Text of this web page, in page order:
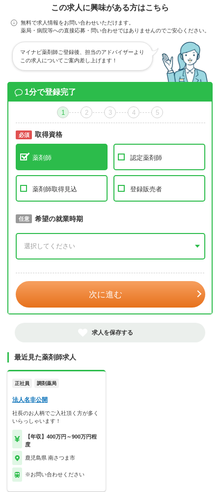
この求人に興味がある方はこちら
無料で求人情報をお問い合わせいただけます。
薬局・病院等への直接応募・問い合わせではありませんのでご安心ください。
マイナビ薬剤師ご登録後、担当のアドバイザーより
この求人についてご案内差し上げます！
1分で登録完了
1 2 3 4 5
必須 取得資格
薬剤師 認定薬剤師
薬剤師取得見込 登録販売者
必須 取得予定年
任意 希望の就業時期
次に進む
求人を保存する
最近見た薬剤師求人
正社員 調剤薬局
法人名非公開
社長のお人柄でご入社頂く方が多く
いらっしゃいます！
【年収】400万円～900万円程
度
鹿児島県 南さつま市
※お問い合わせください